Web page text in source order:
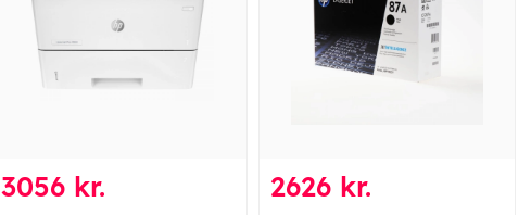
3056 kr. 2626 kr.